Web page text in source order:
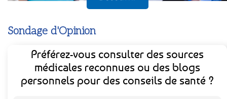
Sondage d'Opinion
Préférez-vous consulter des sources
médicales reconnues ou des blogs
personnels pour des conseils de santé ?